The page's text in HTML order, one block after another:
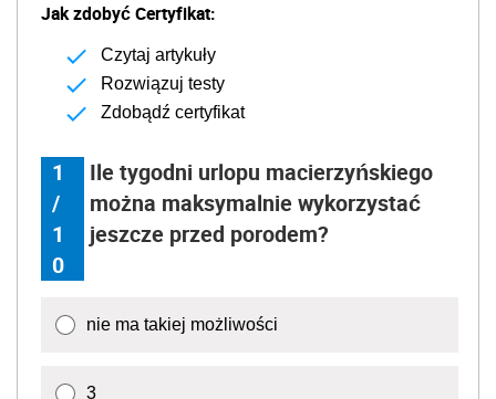
Jak zdobyć Certyfikat:
Czytaj artykuły
Rozwiązuj testy
Zdobądź certyfikat
1
/
1
0
Ile tygodni urlopu macierzyńskiego
można maksymalnie wykorzystać
jeszcze przed porodem?
nie ma takiej możliwości
3